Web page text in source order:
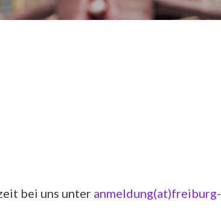
bei uns unter anmeldung(at)freiburg-